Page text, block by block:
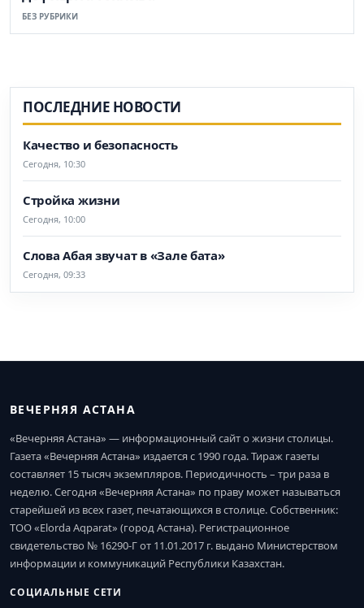
БЕЗ РУБРИКИ
ПОСЛЕДНИЕ НОВОСТИ
Качество и безопасность
Сегодня, 10:30
Стройка жизни
Сегодня, 10:00
Слова Абая звучат в «Зале бата»
Сегодня, 09:33
ВЕЧЕРНЯЯ АСТАНА
«Вечерняя Астана» — информационный сайт о жизни столицы.
Газета «Вечерняя Астана» издается с 1990 года. Тираж газеты
составляет 15 тысяч экземпляров. Периодичность – три раза в
неделю. Сегодня «Вечерняя Астана» по праву может называться
старейшей из всех газет, печатающихся в столице. Собственник:
ТОО «Elorda Aqparat» (город Астана). Регистрационное
свидетельство № 16290-Г от 11.01.2017 г. выдано Министерством
информации и коммуникаций Республики Казахстан.
СОЦИАЛЬНЫЕ СЕТИ